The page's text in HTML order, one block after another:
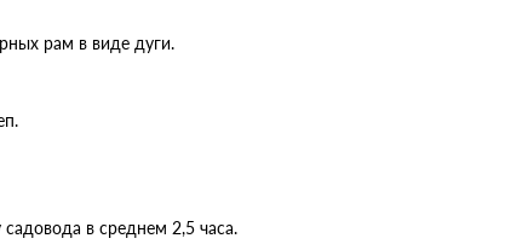
рам в виде дуги.
в среднем 2,5 часа.